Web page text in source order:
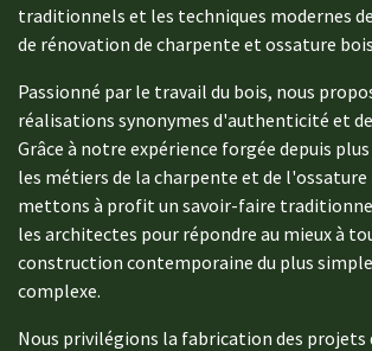
traditionnels et les techniques modernes
de rénovation de charpente et ossature
Passionné par le travail du bois, nous
réalisations synonymes d'authenticité et
Grâce à notre expérience forgée depuis plus
les métiers de la charpente et de l'ossature
mettons à profit un savoir-faire
les architectes pour répondre au mieux à
construction contemporaine du plus
complexe.
Nous privilégions la fabrication des projets